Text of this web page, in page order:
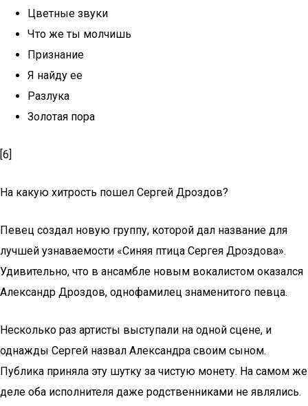
Цветные звуки
Что же ты молчишь
Признание
Я найду ее
Разлука
Золотая пора
[6]
На какую хитрость пошел Сергей Дроздов?
Певец создал новую группу, которой дал название для
лучшей узнаваемости «Синяя птица Сергея Дроздова».
Удивительно, что в ансамбле новым вокалистом оказался
Александр Дроздов, однофамилец знаменитого певца.
Несколько раз артисты выступали на одной сцене, и
однажды Сергей назвал Александра своим сыном.
Публика приняла эту шутку за чистую монету. На самом же
деле оба исполнителя даже родственниками не являлись.